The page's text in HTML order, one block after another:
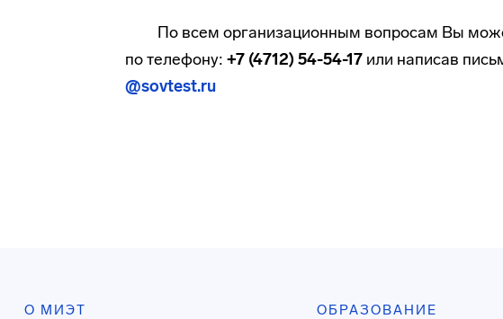
По всем организационным вопросам Вы
по телефону: +7 (4712) 54-54-17 или написав
@sovtest.ru
О МИЭТ ОБРАЗОВАНИЕ